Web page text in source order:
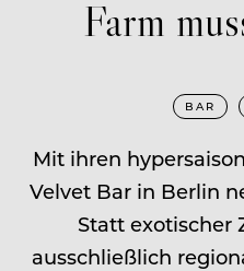
Farm
BAR
Mit ihren
Velvet Bar in Berlin
Statt exotischer
ausschließlich